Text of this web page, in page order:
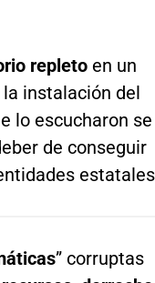
repletoen un
instalación del
lo escucharon se
de conseguir
” corruptas